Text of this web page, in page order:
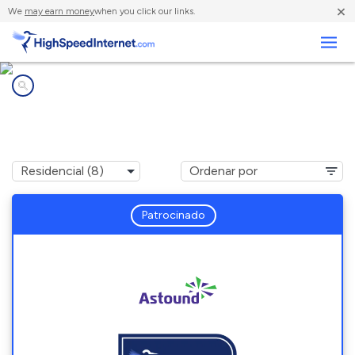
We may earn moneywhen you click our links. ×
Patrocinado